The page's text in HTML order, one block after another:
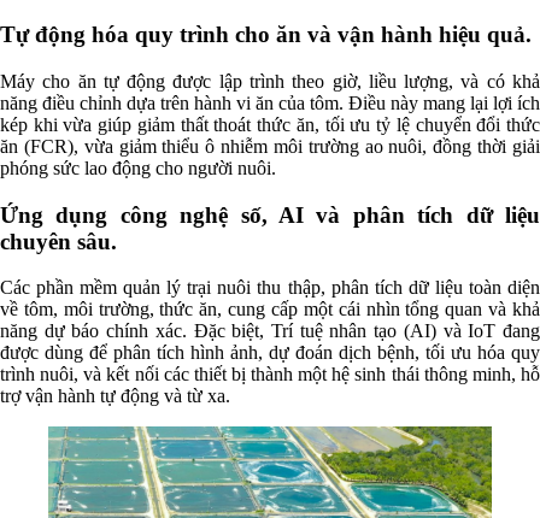
Tự động hóa quy trình cho ăn và vận hành hiệu quả.
Máy cho ăn tự động được lập trình theo giờ, liều lượng, và có khả
năng điều chỉnh dựa trên hành vi ăn của tôm. Điều này mang lại lợi ích
kép khi vừa giúp giảm thất thoát thức ăn, tối ưu tỷ lệ chuyển đổi thức
ăn (FCR), vừa giảm thiểu ô nhiễm môi trường ao nuôi, đồng thời giải
phóng sức lao động cho người nuôi.
Ứng dụng công nghệ số, AI và phân tích dữ liệu
chuyên sâu.
Các phần mềm quản lý trại nuôi thu thập, phân tích dữ liệu toàn diện
về tôm, môi trường, thức ăn, cung cấp một cái nhìn tổng quan và khả
năng dự báo chính xác. Đặc biệt, Trí tuệ nhân tạo (AI) và IoT đang
được dùng để phân tích hình ảnh, dự đoán dịch bệnh, tối ưu hóa quy
trình nuôi, và kết nối các thiết bị thành một hệ sinh thái thông minh, hỗ
trợ vận hành tự động và từ xa.